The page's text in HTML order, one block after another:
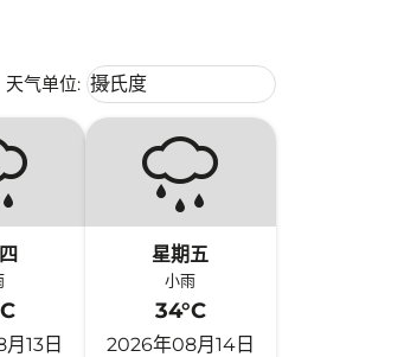
天气单位: Weather unit option 摄氏度
摄氏度
keyboard_arrow_down
13日
星期五
小雨
34°C
2026年08月14日